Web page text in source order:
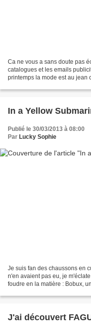
Ca ne vous a sans doute pas
catalogues et les emails
printemps la mode est au jean
In a Yellow
Publié le 30/03/2013 à 08:00
Par Lucky Sophie
Je suis fan des chaussons en
n'en avaient pas eu, je
foudre en la matière : Bobux,
J'ai découvert